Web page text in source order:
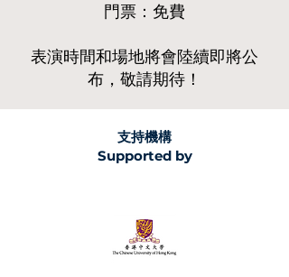
門票：免費
表演時間和場地將會陸續即將公
布，敬請期待！
支持機構
Supported by